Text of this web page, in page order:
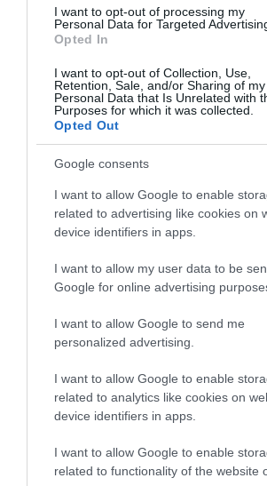
I want to opt-out of processing my
Personal Data for Targeted
Opted In
I want to opt-out of Collection, Use,
Retention, Sale, and/or Sharing of my
Personal Data that Is Unrelated with
Purposes for which it was collected.
Opted Out
Google consents
I want to allow Google to enable
related to advertising like cookies on
device identifiers in apps.
I want to allow my user data to be
Google for online advertising
I want to allow Google to send me
personalized advertising.
I want to allow Google to enable
related to analytics like cookies on
device identifiers in apps.
I want to allow Google to enable
related to functionality of the website
Joker Aasheim
Rendalen
Åkrestrømmen!